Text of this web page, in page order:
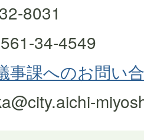
8031
34-4549
事課へのお問い